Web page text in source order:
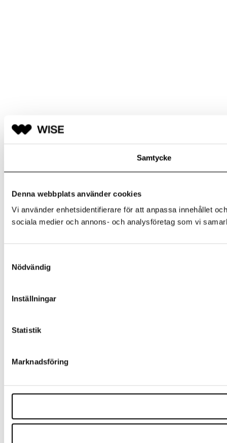
Samtycke
Denna webbplats använder cookies
Vi använder enhetsidentifierare för att anpassa innehållet
sociala medier och annons- och analysföretag som vi
Nödvändig
Inställningar
Statistik
Marknadsföring